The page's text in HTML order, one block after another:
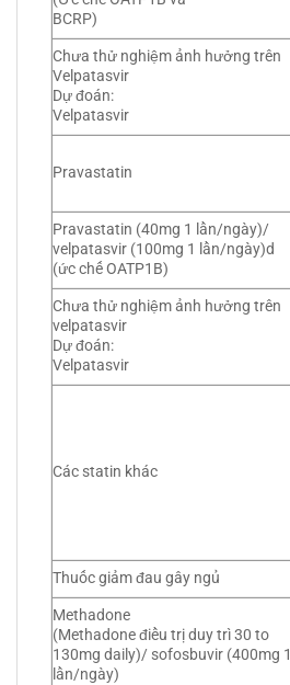
BCRP)
Chưa thử nghiệm ảnh hưởng trên
Velpatasvir
Dự đoán:
Velpatasvir
Pravastatin
Pravastatin (40mg 1 lần/ngày)/
velpatasvir (100mg 1 lần/ngày)d
(ức chế OATP1B)
Chưa thử nghiệm ảnh hưởng trên
velpatasvir
Dự đoán:
Velpatasvir
Các statin khác
Thuốc giảm đau gây ngủ
Methadone
(Methadone điều trị duy trì 30 to
130mg daily)/ sofosbuvir (400mg 1
lần/ngày)